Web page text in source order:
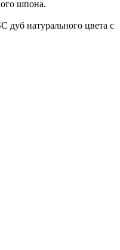
шпона.
дуб натурального цвета с